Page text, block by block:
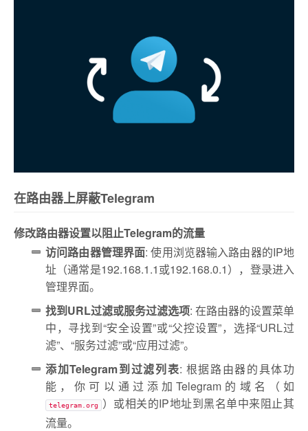
在路由器上屏蔽Telegram
修改路由器设置以阻止Telegram的流量
访问路由器管理界面: 使用浏览器输入路由器的IP地
址（通常是192.168.1.1或192.168.0.1），登录进入
管理界面。
找到URL过滤或服务过滤选项: 在路由器的设置菜单
中，寻找到“安全设置”或“父控设置”，选择“URL过
滤”、“服务过滤”或“应用过滤”。
添加Telegram到过滤列表: 根据路由器的具体功
能，你可以通过添加Telegram的域名（如
telegram.org
）或相关的IP地址到黑名单中来阻止其
流量。